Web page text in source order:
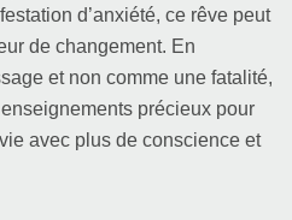
d’anxiété, ce rêve peut
de changement. En
et non comme une fatalité,
précieux pour
avec plus de conscience et